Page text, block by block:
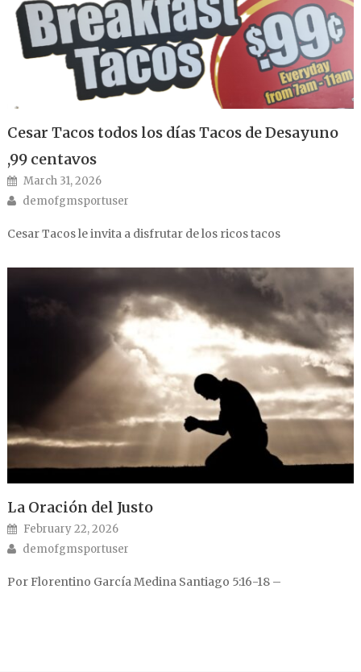
Cesar Tacos todos los días Tacos de Desayuno
,99 centavos
Posted on
March 31, 2026
Author
demofgmsportuser
Cesar Tacos le invita a disfrutar de los ricos tacos
La Oración del Justo
Posted on
February 22, 2026
Author
demofgmsportuser
Por Florentino García Medina Santiago 5:16-18 –